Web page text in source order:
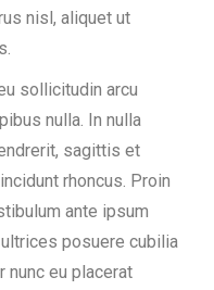
nisl, aliquet ut
sollicitudin arcu
nulla. In nulla
sagittis et
rhoncus. Proin
ante ipsum
posuere cubilia
nunc eu placerat